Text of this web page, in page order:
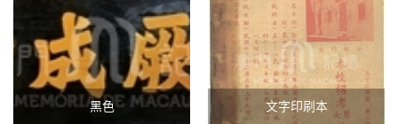
黑色 文字印刷本